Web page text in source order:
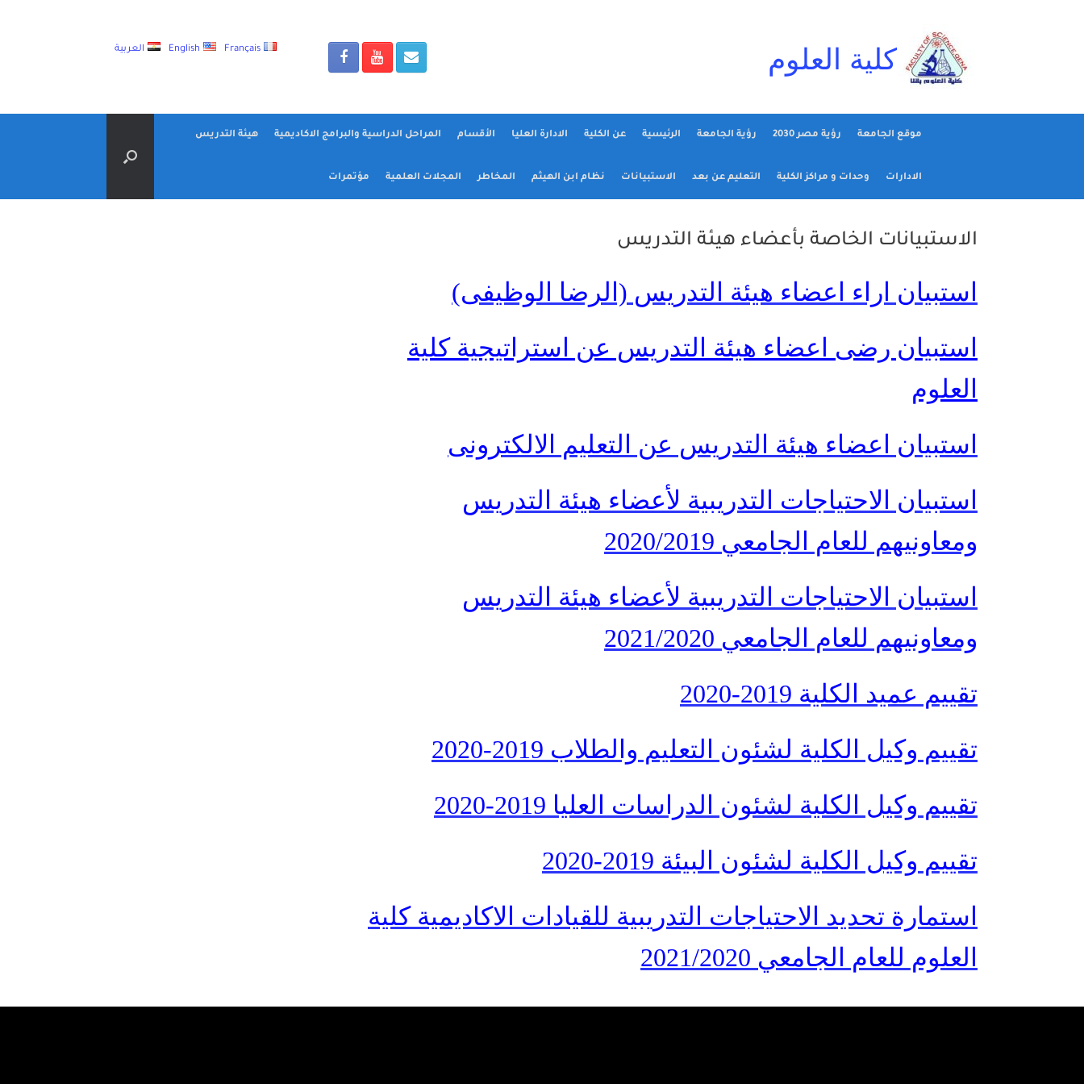
كلية العلوم العربية English Français
موقع الجامعة رؤية مصر 2030 رؤية الجامعة الرئيسية عن الكلية الادارة العليا الأقسام المراحل الدراسية والبرامج الاكاديمية هيئة التدريس
الادارات وحدات و مراكز الكلية التعليم عن بعد الاستبيانات نظام ابن الهيثم المخاطر المجلات العلمية مؤتمرات
الاستبيانات الخاصة بأعضاء هيئة التدريس
استبيان اراء اعضاء هيئة التدريس (الرضا الوظيفى)
استبيان رضى اعضاء هيئة التدريس عن استراتيجية كلية
العلوم
استبيان اعضاء هيئة التدريس عن التعليم الالكترونى
استبيان الاحتياجات التدريبية لأعضاء هيئة التدريس
ومعاونيهم للعام الجامعي 2020/2019
استبيان الاحتياجات التدريبية لأعضاء هيئة التدريس
ومعاونيهم للعام الجامعي 2021/2020
تقييم عميد الكلية 2019-2020
تقييم وكيل الكلية لشئون التعليم والطلاب 2019-2020
تقييم وكيل الكلية لشئون الدراسات العليا 2019-2020
تقييم وكيل الكلية لشئون البيئة 2019-2020
استمارة تحديد الاحتياجات التدريبية للقيادات الاكاديمية كلية
العلوم للعام الجامعي 2021/2020